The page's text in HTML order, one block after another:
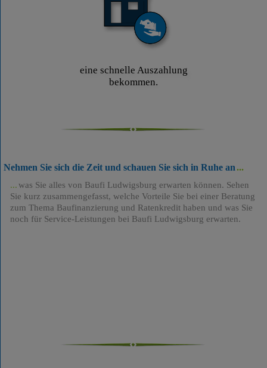
eine schnelle Auszahlung
bekommen.
Nehmen Sie sich die Zeit und schauen Sie sich in Ruhe an
was Sie alles von Baufi Ludwigsburg erwarten können. Sehen
Sie kurz zusammengefasst, welche Vorteile Sie bei einer Beratung
zum Thema Baufinanzierung und Ratenkredit haben und was Sie
noch für Service-Leistungen bei Baufi Ludwigsburg erwarten.